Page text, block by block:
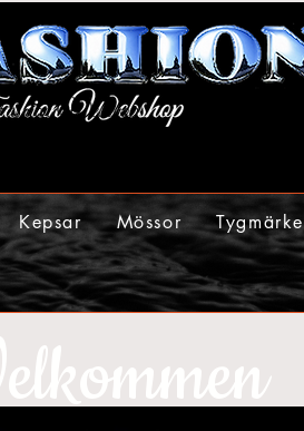
Kepsar Mössor